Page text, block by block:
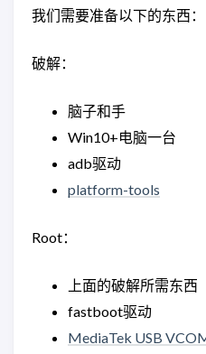
我们需要准备以下的东西：
破解：
脑子和手
Win10+电脑一台
adb驱动
platform-tools
Root：
上面的破解所需东西
fastboot驱动
MediaTek USB